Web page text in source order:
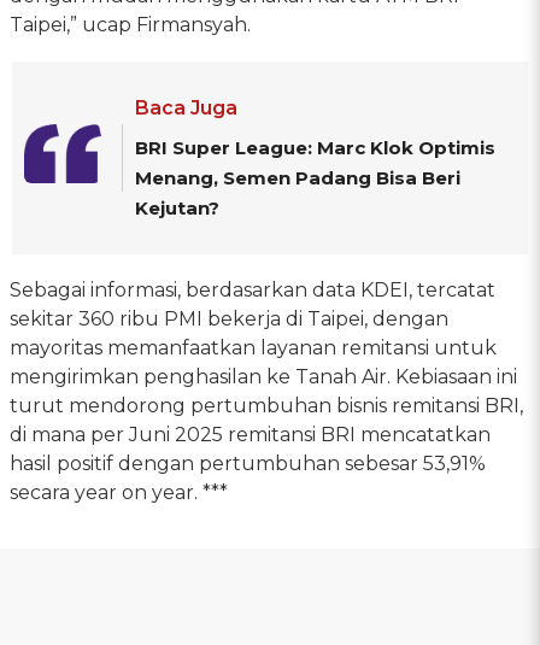
Taipei,” ucap Firmansyah.
Baca Juga
BRI Super League: Marc Klok Optimis
Menang, Semen Padang Bisa Beri
Kejutan?
Sebagai informasi, berdasarkan data KDEI, tercatat
sekitar 360 ribu PMI bekerja di Taipei, dengan
mayoritas memanfaatkan layanan remitansi untuk
mengirimkan penghasilan ke Tanah Air. Kebiasaan ini
turut mendorong pertumbuhan bisnis remitansi BRI,
di mana per Juni 2025 remitansi BRI mencatatkan
hasil positif dengan pertumbuhan sebesar 53,91%
secara year on year. ***